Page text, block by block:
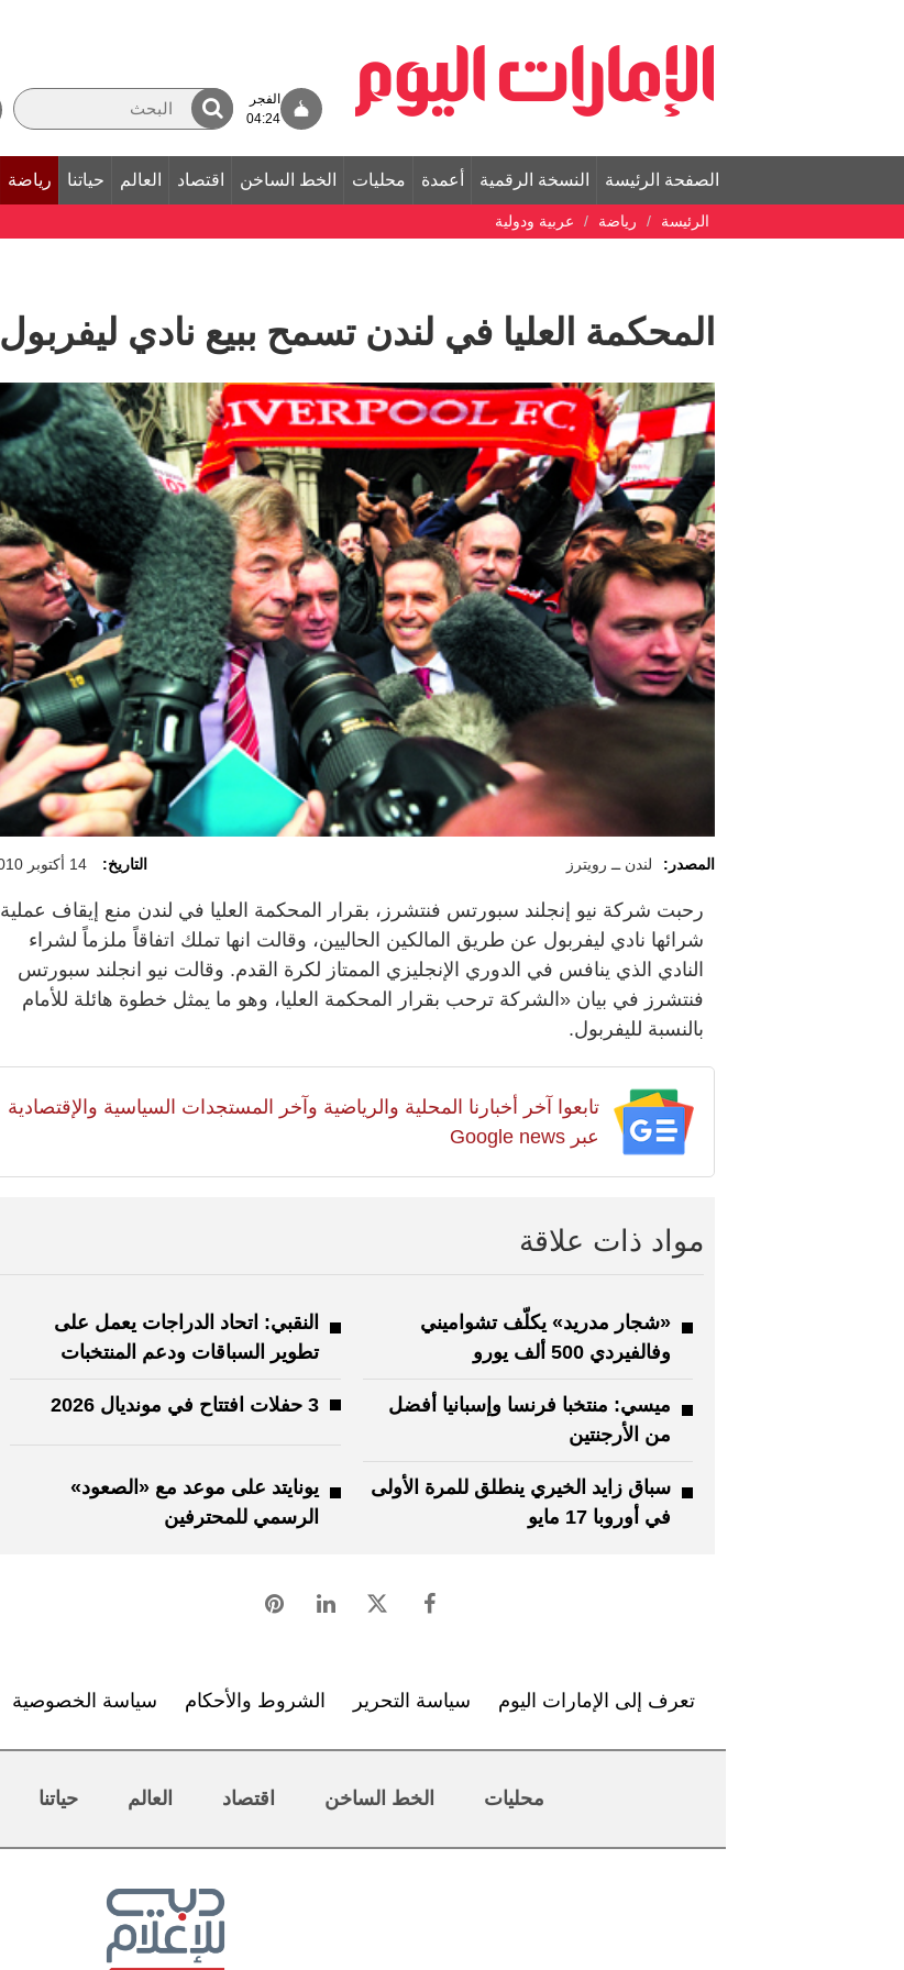
الفجر
04:24
الصفحة الرئيسة النسخة الرقمية أعمدة محليات الخط الساخن اقتصاد العالم حياتنا رياضة
الرئيسة رياضة عربية ودولية
المحكمة العليا في لندن تسمح ببيع نادي ليفربول
المصدر: لندن ــ رويترز التاريخ: 14 أكتوبر 2010
رحبت شركة نيو إنجلند سبورتس فنتشرز، بقرار المحكمة العليا في لندن منع إيقاف عملية
شرائها نادي ليفربول عن طريق المالكين الحاليين، وقالت انها تملك اتفاقاً ملزماً لشراء
النادي الذي ينافس في الدوري الإنجليزي الممتاز لكرة القدم. وقالت نيو انجلند سبورتس
فنتشرز في بيان «الشركة ترحب بقرار المحكمة العليا، وهو ما يمثل خطوة هائلة للأمام
بالنسبة لليفربول.
تابعوا آخر أخبارنا المحلية والرياضية وآخر المستجدات السياسية والإقتصادية
عبر Google news
مواد ذات علاقة
«شجار مدريد» يكلّف تشواميني
وفالفيردي 500 ألف يورو
النقبي: اتحاد الدراجات يعمل على
تطوير السباقات ودعم المنتخبات
ميسي: منتخبا فرنسا وإسبانيا أفضل
من الأرجنتين
3 حفلات افتتاح في مونديال 2026
سباق زايد الخيري ينطلق للمرة الأولى
في أوروبا 17 مايو
يونايتد على موعد مع «الصعود»
الرسمي للمحترفين
تعرف إلى الإمارات اليوم سياسة التحرير الشروط والأحكام سياسة الخصوصية
محليات الخط الساخن اقتصاد العالم حياتنا